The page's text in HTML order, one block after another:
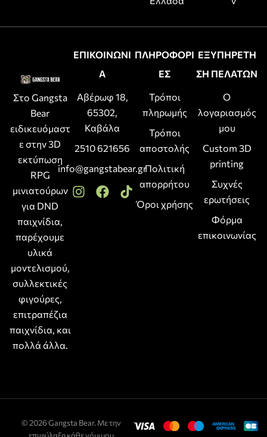
Στο Gangsta
Bear
ειδικευόμαστ
ε στην 3D
εκτύπωση
RPG
μινιατούρων
για DND
παιχνίδια,
παρέχουμε
υλικά
μοντελισμού,
συλλεκτικές
φιγούρες,
επιτραπέζια
παιχνίδια, και
πολλά άλλα.
ΕΠΙΚΟΙΝΩΝΙ
Α
Αβέρωφ 18,
65302,
Καβάλα
2510 621656
info@gangstabear.gr
ΠΛΗΡΟΦΟΡΙ
ΕΣ
Τρόποι
πληρωμής
Τρόποι
αποστολής
Πολιτική
απορρήτου
Όροι χρήσης
ΕΞΥΠΗΡΕΤΗ
ΣΗ ΠΕΛΑΤΩΝ
Ο
λογαριασμός
μου
Custom 3D
printing
Συχνές
ερωτήσεις
Φόρμα
επικοινωνίας
© 2026 Gangsta Bear. Με την